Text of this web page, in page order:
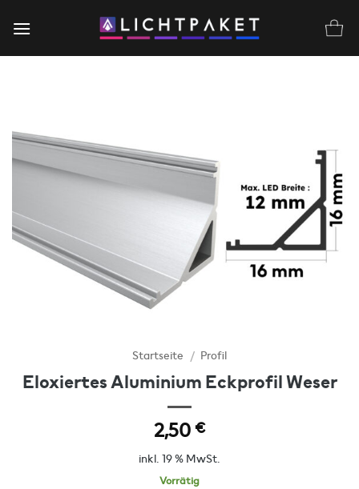
Inhalt
Startseite / Profil
Eloxiertes Aluminium Eckprofil Weser
2,50 €
inkl. 19 % MwSt.
Vorrätig